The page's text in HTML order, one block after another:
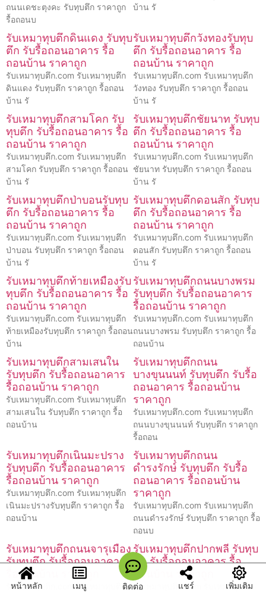
ถนนเดชะตุงคะ รับทุบตึก ราคาถูก
รื้อถอนบ
บ้าน รั
รับเหมาทุบตึกดินแดง รับทุบ
ตึก รับรื้อถอนอาคาร รื้อ
ถอนบ้าน ราคาถูก
รับเหมาทุบตึก.com รับเหมาทุบตึก
ดินแดง รับทุบตึก ราคาถูก รื้อถอน
บ้าน รั
รับเหมาทุบตึกวังทองรับทุบ
ตึก รับรื้อถอนอาคาร รื้อ
ถอนบ้าน ราคาถูก
รับเหมาทุบตึก.com รับเหมาทุบตึก
วังทอง รับทุบตึก ราคาถูก รื้อถอน
บ้าน รั
รับเหมาทุบตึกสามโคก รับ
ทุบตึก รับรื้อถอนอาคาร รื้อ
ถอนบ้าน ราคาถูก
รับเหมาทุบตึก.com รับเหมาทุบตึก
สามโคก รับทุบตึก ราคาถูก รื้อถอน
บ้าน รั
รับเหมาทุบตึกชัยนาท รับทุบ
ตึก รับรื้อถอนอาคาร รื้อ
ถอนบ้าน ราคาถูก
รับเหมาทุบตึก.com รับเหมาทุบตึก
ชัยนาท รับทุบตึก ราคาถูก รื้อถอน
บ้าน รั
รับเหมาทุบตึกป่าบอนรับทุบ
ตึก รับรื้อถอนอาคาร รื้อ
ถอนบ้าน ราคาถูก
รับเหมาทุบตึก.com รับเหมาทุบตึก
ป่าบอน รับทุบตึก ราคาถูก รื้อถอน
บ้าน รั
รับเหมาทุบตึกดอนสัก รับทุบ
ตึก รับรื้อถอนอาคาร รื้อ
ถอนบ้าน ราคาถูก
รับเหมาทุบตึก.com รับเหมาทุบตึก
ดอนสัก รับทุบตึก ราคาถูก รื้อถอน
บ้าน รั
รับเหมาทุบตึกท้ายเหมืองรับ
ทุบตึก รับรื้อถอนอาคาร รื้อ
ถอนบ้าน ราคาถูก
รับเหมาทุบตึก.com รับเหมาทุบตึก
ท้ายเหมืองรับทุบตึก ราคาถูก รื้อถอน
บ้าน
รับเหมาทุบตึกถนนบางพรม
รับทุบตึก รับรื้อถอนอาคาร
รื้อถอนบ้าน ราคาถูก
รับเหมาทุบตึก.com รับเหมาทุบตึก
ถนนบางพรม รับทุบตึก ราคาถูก รื้อ
ถอนบ้าน
รับเหมาทุบตึกสามเสนใน
รับทุบตึก รับรื้อถอนอาคาร
รื้อถอนบ้าน ราคาถูก
รับเหมาทุบตึก.com รับเหมาทุบตึก
สามเสนใน รับทุบตึก ราคาถูก รื้อ
ถอนบ้าน
รับเหมาทุบตึกถนน
บางขุนนนท์ รับทุบตึก รับรื้อ
ถอนอาคาร รื้อถอนบ้าน
ราคาถูก
รับเหมาทุบตึก.com รับเหมาทุบตึก
ถนนบางขุนนนท์ รับทุบตึก ราคาถูก
รื้อถอน
รับเหมาทุบตึกเนินมะปราง
รับทุบตึก รับรื้อถอนอาคาร
รื้อถอนบ้าน ราคาถูก
รับเหมาทุบตึก.com รับเหมาทุบตึก
เนินมะปรางรับทุบตึก ราคาถูก รื้อ
ถอนบ้าน
รับเหมาทุบตึกถนน
ดำรงรักษ์ รับทุบตึก รับรื้อ
ถอนอาคาร รื้อถอนบ้าน
ราคาถูก
รับเหมาทุบตึก.com รับเหมาทุบตึก
ถนนดำรงรักษ์ รับทุบตึก ราคาถูก รื้อ
ถอนบ
รับเหมาทุบตึกถนนจารุเมือง
รับทุบตึก รับรื้อถอนอาคาร
รื้อถอนบ้าน ราคาถูก
รับเหมาทุบตึก.com รับเหมาทุบตึก
รับเหมาทุบตึกปากพลี รับทุบ
ตึก รับรื้อถอนอาคาร รื้อ
ถอนบ้าน ราคาถูก
รับเหมาทุบตึก.com รับเหมาทุบตึก
หน้าหลัก เมนู ติดต่อ แชร์ เพิ่มเติม